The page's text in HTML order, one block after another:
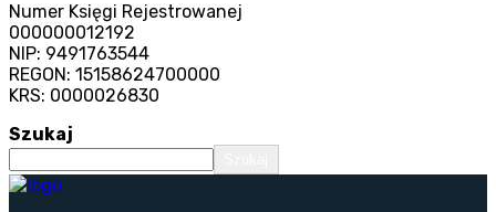
Numer Księgi Rejestrowanej
000000012192
NIP: 9491763544
REGON: 15158624700000
KRS: 0000026830
Szukaj